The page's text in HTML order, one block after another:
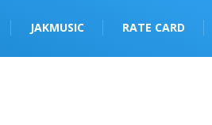
JAKMUSIC RATE CARD